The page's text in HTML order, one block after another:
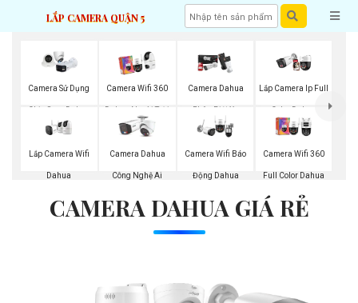
LẮP CAMERA QUẬN 5
Camera Sử Dụng
Chip Sony Dahua
Camera Wifi 360
Dahua Ngoài Trời
Camera Dahua
Phân Biệt Xe
Lắp Camera Ip Full
Color Dahua
Lắp Camera Wifi
Dahua
Camera Dahua
Công Nghệ Ai
Camera Wifi Báo
Động Dahua
Camera Wifi 360
Full Color Dahua
CAMERA DAHUA GIÁ RẺ